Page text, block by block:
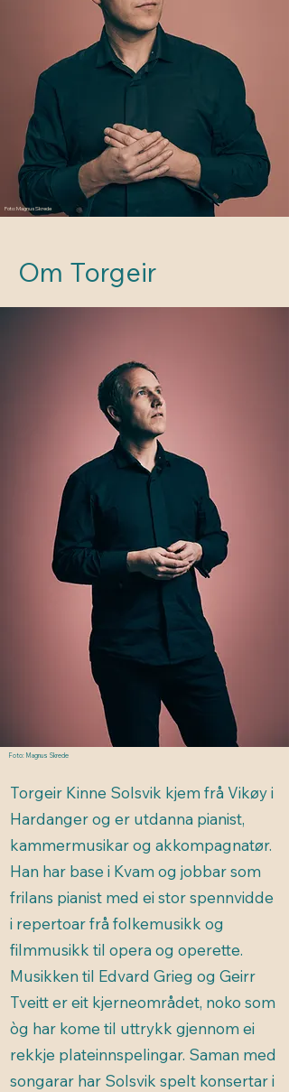
Foto: Magnus Skrede
Om Torgeir
Foto: Magnus Skrede
Torgeir Kinne Solsvik kjem frå Vikøy i
Hardanger og er utdanna pianist,
kammermusikar og akkompagnatør.
Han har base i Kvam og jobbar som
frilans pianist med ei stor spennvidde
i repertoar frå folkemusikk og
filmmusikk til opera og operette.
Musikken til Edvard Grieg og Geirr
Tveitt er eit kjerneområdet, noko som
òg har kome til uttrykk gjennom ei
rekkje plateinnspelingar. Saman med
songarar har Solsvik spelt konsertar i